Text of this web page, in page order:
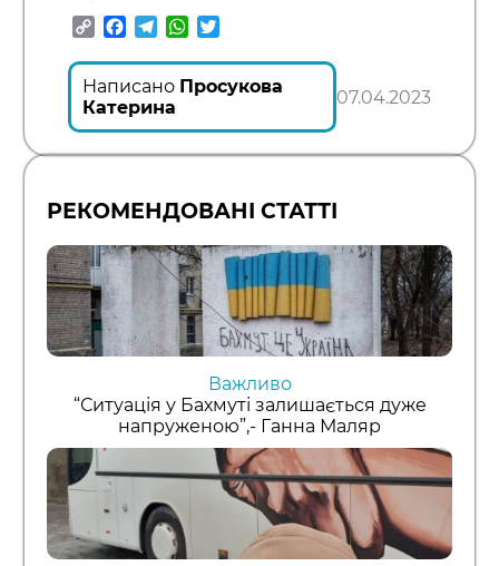
CopyFacebook
TelegramWhatsApp
Написано Просукова
Катерина
07.04.2023
РЕКОМЕНДОВАНІ СТАТТІ
Важливо
“Ситуація у Бахмуті залишається дуже
напруженою”,- Ганна Маляр